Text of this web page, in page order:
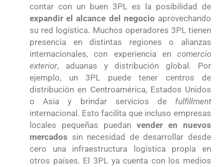
contar con un buen 3PL es la posibilidad de
expandir el alcance del negocio aprovechando
su red logística. Muchos operadores 3PL tienen
presencia en distintas regiones o alianzas
internacionales, con experiencia en comercio
exterior, aduanas y distribución global. Por
ejemplo, un 3PL puede tener centros de
distribución en Centroamérica, Estados Unidos
o Asia y brindar servicios de fulfillment
internacional. Esto facilita que incluso empresas
locales pequeñas puedan vender en nuevos
mercados sin necesidad de desarrollar desde
cero una infraestructura logística propia en
otros países. El 3PL ya cuenta con los medios